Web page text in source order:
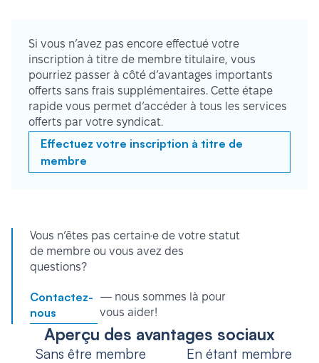
Si vous n’avez pas encore effectué votre
inscription à titre de membre titulaire, vous
pourriez passer à côté d’avantages importants
offerts sans frais supplémentaires. Cette étape
rapide vous permet d’accéder à tous les services
offerts par votre syndicat.
Effectuez votre inscription à titre de
membre
Vous n’êtes pas certain·e de votre statut
de membre ou vous avez des
questions?
Contactez-
nous
— nous sommes là pour
vous aider!
Aperçu des avantages sociaux
Sans être membre
En étant membre